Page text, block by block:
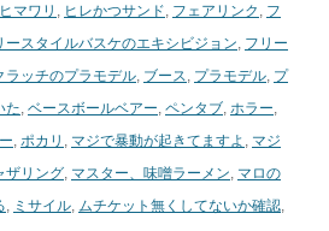
ヒマワリ , ヒレかつサンド, フェアリンク , フ
ースタイルバスケのエキシビジョン, フリー
ラッチのプラモデル, ブース, プラモデル, プ
た, ベースボールベアー, ペンタブ, ホラー,
, ポカリ , マジで暴動が起きてますよ , マジ
ザリング, マスター、味噌ラーメン, マロの
, ミサイル, ムチケット無くしてないか確認,